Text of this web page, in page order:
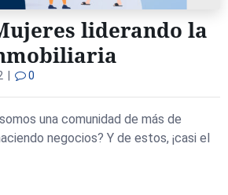
liderando la
| 0
una comunidad de más de
negocios? Y de estos, ¡casi el